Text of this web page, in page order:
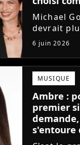
directeur
Michael
devrait
directeur
Academy
saison
succéder,
ancien
l'émission
sera
6 juin 2026
MUSIQUE
Ambre :
premier
s'entoure
proches